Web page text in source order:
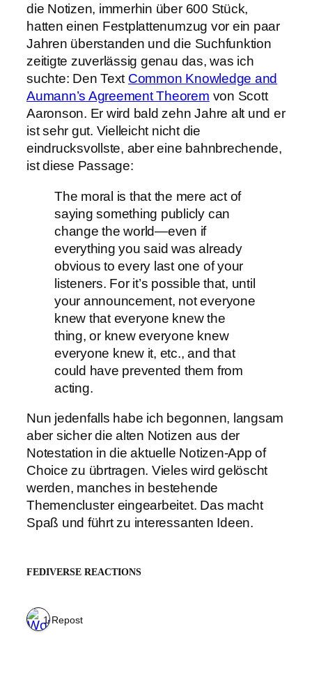
die Notizen, immerhin über 600 Stück,
hatten einen Festplattenumzug vor ein paar
Jahren überstanden und die Suchfunktion
zeitigte zuverlässig genau das, was ich
suchte: Den Text Common Knowledge and
Aumann’s Agreement Theorem von Scott
Aaronson. Er wird bald zehn Jahre alt und er
ist sehr gut. Vielleicht nicht die
eindrucksvollste, aber eine bahnbrechende,
ist diese Passage:
The moral is that the mere act of
saying something publicly can
change the world—even if
everything you said was already
obvious to every last one of your
listeners. For it’s possible that, until
your announcement, not everyone
knew that everyone knew the
thing, or knew everyone knew
everyone knew it, etc., and that
could have prevented them from
acting.
Nun jedenfalls habe ich begonnen, langsam
aber sicher die alten Notizen aus der
Notestation in die aktuelle Notizen-App of
Choice zu übrtragen. Vieles wird gelöscht
werden, manches in bestehende
Themencluster eingearbeitet. Das macht
Spaß und führt zu interessanten Ideen.
FEDIVERSE REACTIONS
1 Repost